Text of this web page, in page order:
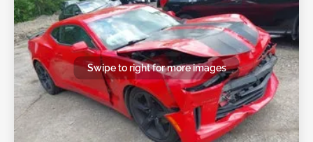
Swipe to right for more images